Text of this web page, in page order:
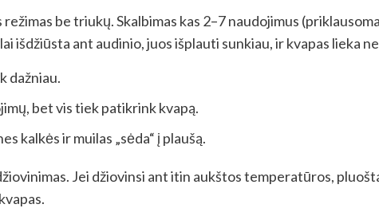
be triukų. Skalbimas kas 2–7 naudojimus
išdžiūsta ant audinio, juos išplauti sunkiau, ir kvapas lieka
dažniau.
bet vis tiek patikrink kvapą.
kalkės ir muilas „sėda“ į plaušą.
Jei džiovinsi ant itin aukštos temperatūros,